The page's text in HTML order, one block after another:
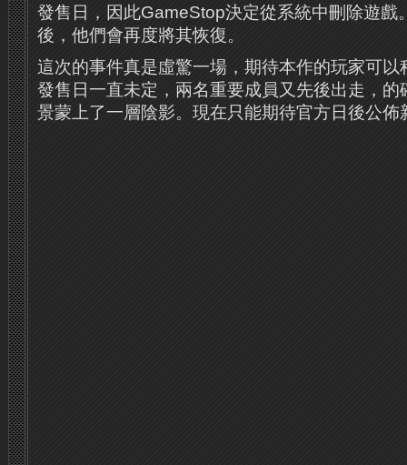
發售日，因此GameStop決定從系統中刪除遊戲
後，他們會再度將其恢復。
這次的事件真是虛驚一場，期待本作的玩家可以
發售日一直未定，兩名重要成員又先後出走，的
景蒙上了一層陰影。現在只能期待官方日後公佈